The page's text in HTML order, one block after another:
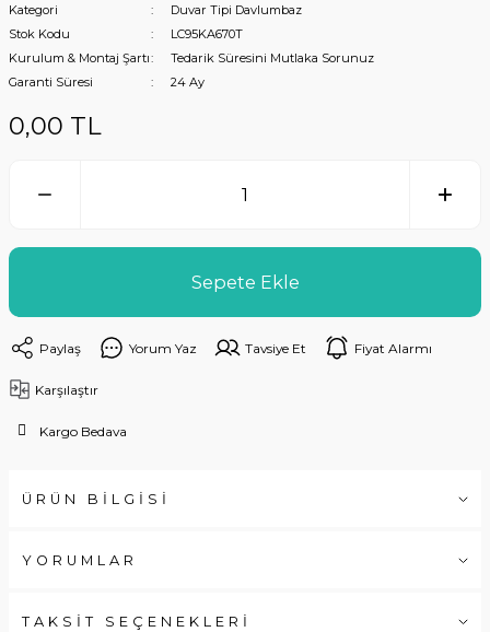
Kategori
Duvar Tipi Davlumbaz
Stok Kodu
LC95KA670T
Kurulum & Montaj Şartı
Tedarik Süresini Mutlaka Sorunuz
Garanti Süresi
24 Ay
0,00 TL
Sepete Ekle
Paylaş Yorum Yaz Tavsiye Et Fiyat Alarmı
Karşılaştır
Kargo Bedava
ÜRÜN BİLGİSİ
YORUMLAR
TAKSİT SEÇENEKLERİ